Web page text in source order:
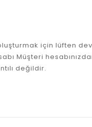
için lüften
Müşteri
değildir.